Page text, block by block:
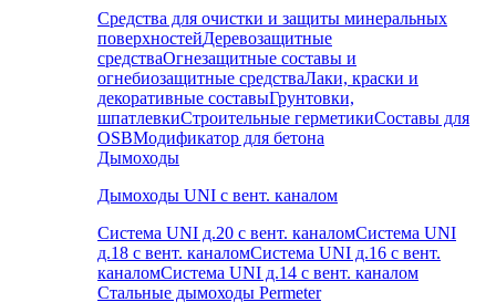
Средства для очистки и защиты минеральных
поверхностейДеревозащитные
средстваОгнезащитные составы и
огнебиозащитные средстваЛаки, краски и
декоративные составыГрунтовки,
шпатлевкиСтроительные герметикиСоставы для
OSBМодификатор для бетона
Дымоходы
Дымоходы UNI с вент. каналом
Система UNI д.20 с вент. каналомСистема UNI
д.18 с вент. каналомСистема UNI д.16 с вент.
каналомСистема UNI д.14 с вент. каналом
Стальные дымоходы Permeter